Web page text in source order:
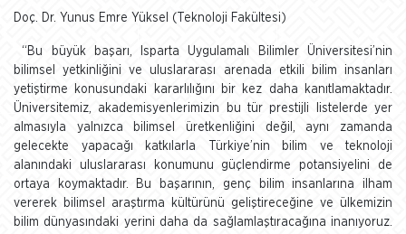
Doç. Dr. Yunus Emre Yüksel (Teknoloji Fakültesi)
“Bu büyük başarı, Isparta Uygulamalı Bilimler Üniversitesi’nin
bilimsel yetkinliğini ve uluslararası arenada etkili bilim insanları
yetiştirme konusundaki kararlılığını bir kez daha kanıtlamaktadır.
Üniversitemiz, akademisyenlerimizin bu tür prestijli listelerde yer
almasıyla yalnızca bilimsel üretkenliğini değil, aynı zamanda
gelecekte yapacağı katkılarla Türkiye’nin bilim ve teknoloji
alanındaki uluslararası konumunu güçlendirme potansiyelini de
ortaya koymaktadır. Bu başarının, genç bilim insanlarına ilham
vererek bilimsel araştırma kültürünü geliştireceğine ve ülkemizin
bilim dünyasındaki yerini daha da sağlamlaştıracağına inanıyoruz.